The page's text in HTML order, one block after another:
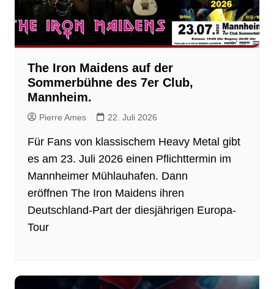
The Iron Maidens auf der
Sommerbühne des 7er Club,
Mannheim.
Pierre Ames 22. Juli 2026
Für Fans von klassischem Heavy Metal gibt
es am 23. Juli 2026 einen Pflichttermin im
Mannheimer Mühlauhafen. Dann
eröffnen The Iron Maidens ihren
Deutschland-Part der diesjährigen Europa-
Tour